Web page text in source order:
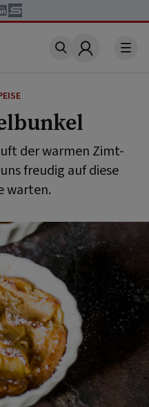
Account
der warmen Zimt-
freudig auf diese
warten.